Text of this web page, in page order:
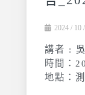
2024 / 10
講者 :
時間：
地點：